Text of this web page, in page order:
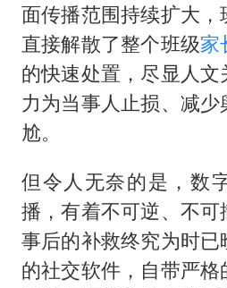
面传播范围持续扩大，
直接解散了整个班级家
的快速处置，尽显人
力为当事人止损、减
尬。
但令人无奈的是，数
播，有着不可逆、不可
事后的补救终究为时
的社交软件，自带严格